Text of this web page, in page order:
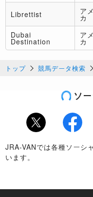
Librettist ア
カ
Dubai
Destination
ア
カ
トップ 競馬データ検索
ソ
Twitter Facebook
JRA-VANでは各種ソーシ
います。